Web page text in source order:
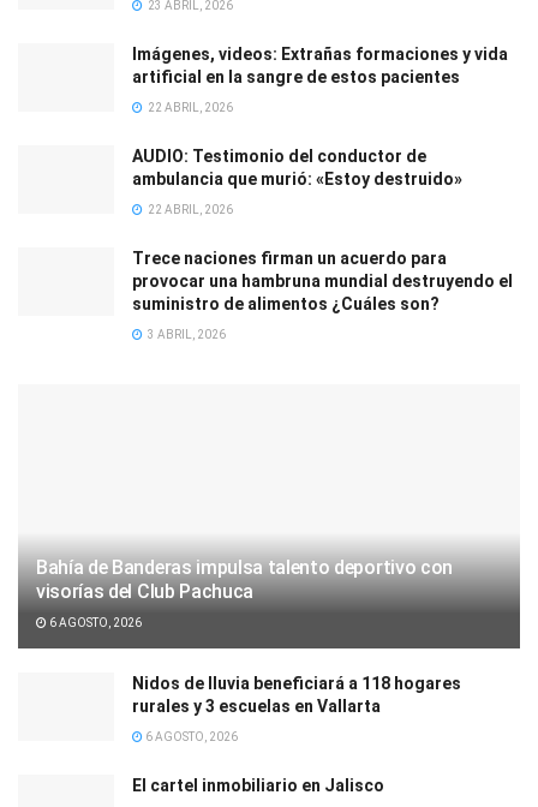
23 ABRIL, 2026
Imágenes, videos: Extrañas formaciones y vida
artificial en la sangre de estos pacientes
22 ABRIL, 2026
AUDIO: Testimonio del conductor de
ambulancia que murió: «Estoy destruido»
22 ABRIL, 2026
Trece naciones firman un acuerdo para
provocar una hambruna mundial destruyendo el
suministro de alimentos ¿Cuáles son?
3 ABRIL, 2026
Bahía de Banderas impulsa talento deportivo con
visorías del Club Pachuca
6 AGOSTO, 2026
Nidos de lluvia beneficiará a 118 hogares
rurales y 3 escuelas en Vallarta
6 AGOSTO, 2026
El cartel inmobiliario en Jalisco